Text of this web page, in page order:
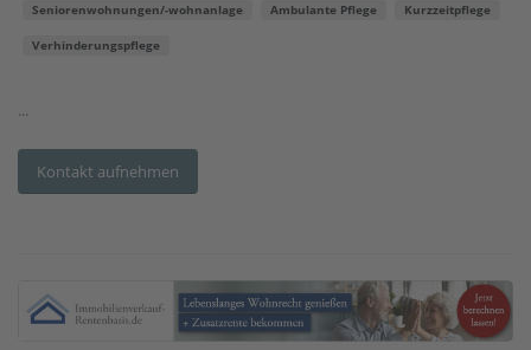
Seniorenwohnungen/-wohnanlage Ambulante Pflege Kurzzeitpflege
Verhinderungspflege
...
Kontakt aufnehmen